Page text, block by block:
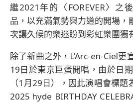
繼2021年的〈FOREVER〉之
品，以充滿氣勢與力道的開場，
次讓久候的樂迷盼到彩虹樂團獨
除了新曲之外，L’Arc-en-Ciel更
19日於東京巨蛋開唱，由於日
（1月29日），因此演唱會標題
2025 hyde BIRTHDAY